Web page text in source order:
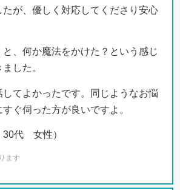
が、優しく対応してくださり安心
、何か魔法をかけた？という感じ
した。
してよかったです。同じようなお悩
ぐ伺った方が良いですよ。
代 女性）
ます